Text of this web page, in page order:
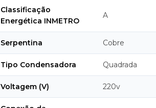
Classificação
Energética INMETRO
A
Serpentina Cobre
Tipo Condensadora Quadrada
Voltagem (V) 220v